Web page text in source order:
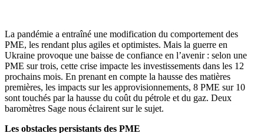
La pandémie a entraîné une modification du comportement des
PME, les rendant plus agiles et optimistes. Mais la guerre en
Ukraine provoque une baisse de confiance en l’avenir : selon une
PME sur trois, cette crise impacte les investissements dans les 12
prochains mois. En prenant en compte la hausse des matières
premières, les impacts sur les approvisionnements, 8 PME sur 10
sont touchés par la hausse du coût du pétrole et du gaz. Deux
baromètres Sage nous éclairent sur le sujet.
Les obstacles persistants des PME